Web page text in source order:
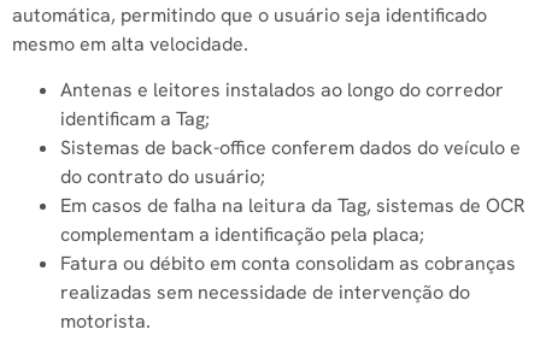
automática, permitindo que o usuário seja identificado
mesmo em alta velocidade.
Antenas e leitores instalados ao longo do corredor
identificam a Tag;
Sistemas de back-office conferem dados do veículo e
do contrato do usuário;
Em casos de falha na leitura da Tag, sistemas de OCR
complementam a identificação pela placa;
Fatura ou débito em conta consolidam as cobranças
realizadas sem necessidade de intervenção do
motorista.